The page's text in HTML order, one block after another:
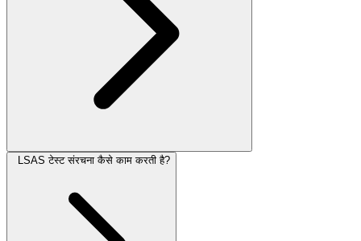
LSAS टेस्ट संरचना कैसे काम करती है?